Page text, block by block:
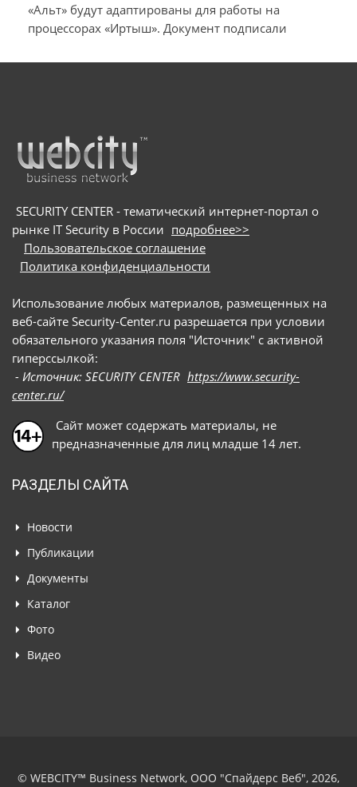
о заключении соглашения о
технологическом сотрудничестве
«Альт» будут адаптированы для работы на
процессорах «Иртыш». Документ подписали
ПО на собственной платформе и разработчики
SECURITY CENTER - тематический интернет-портал о
рынке IT Security в России подробнее>>
Пользовательское соглашение
Политика конфиденциальности
Использование любых материалов, размещенных на
веб-сайте Security-Center.ru разрешается при условии
обязательного указания поля "Источник" с активной
гиперссылкой:
- Источник: SECURITY CENTER https://www.security-
center.ru/
Сайт может содержать материалы, не
предназначенные для лиц младше 14 лет.
РАЗДЕЛЫ САЙТА
Новости
Публикации
Документы
Каталог
Фото
Видео
© WEBCITY™ Business Network, ООО "Спайдерс Веб", 2026,